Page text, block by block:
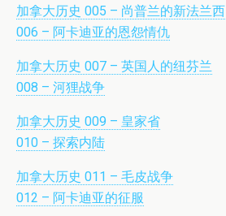
加拿大历史 005 – 尚普兰的新法兰西
006 – 阿卡迪亚的恩怨情仇
加拿大历史 007 – 英国人的纽芬兰
008 – 河狸战争
加拿大历史 009 – 皇家省
010 – 探索内陆
加拿大历史 011 – 毛皮战争
012 – 阿卡迪亚的征服